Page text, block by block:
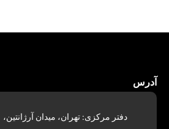
آدرس
دفتر مرکزی: تهران، میدان آرژانتین،